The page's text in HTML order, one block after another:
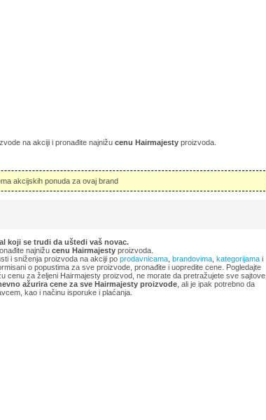
na akciji i pronađite najnižu cenu Hairmajestyproizvoda.
akcijskih ponuda za ovaj brand
koji se trudi da uštedi vaš novac.
najnižu cenu Hairmajesty proizvoda.
i sniženja proizvoda na akciji po prodavnicama brandovima kategorijama i
o popustima za sve proizvode, pronađite i uopredite cene. Pogledajte
cenu za željeni Hairmajesty proizvod, ne morate da pretražujete sve sajtove,
ažurira cene za sve Hairmajesty proizvode , ali je ipak potrebno da
kao i načinu isporuke i plaćanja.